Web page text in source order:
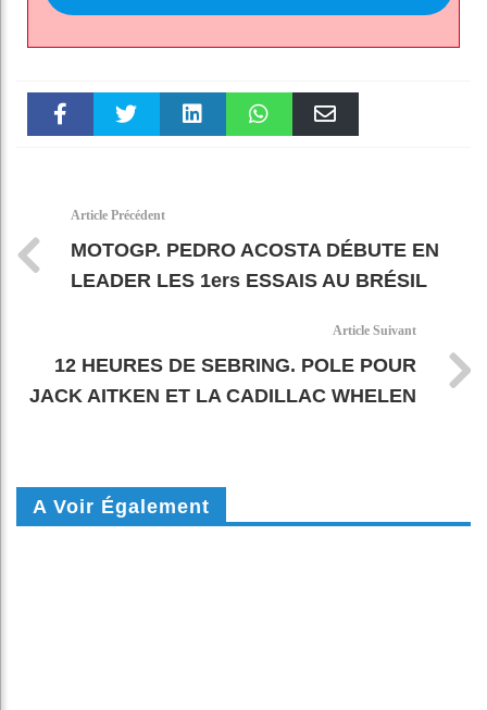
Article Précédent
MOTOGP. PEDRO ACOSTA DÉBUTE EN
LEADER LES 1ers ESSAIS AU BRÉSIL
Article Suivant
12 HEURES DE SEBRING. POLE POUR
JACK AITKEN ET LA CADILLAC WHELEN
A Voir Également